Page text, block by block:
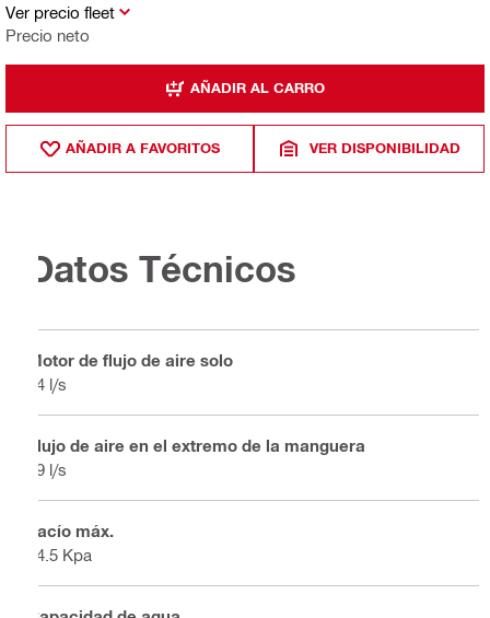
Ver precio fleet
Precio neto
AÑADIR AL CARRO
AÑADIR A FAVORITOS VER DISPONIBILIDAD
Datos Técnicos
Motor de flujo de aire solo
74 l/s
Flujo de aire en el extremo de la manguera
39 l/s
Vacío máx.
24.5 Kpa